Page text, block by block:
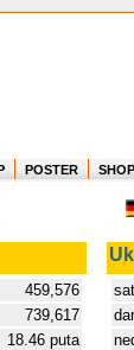
Where
How
Create your
POSTER SHOP
459,576
739,617
18.46 puta